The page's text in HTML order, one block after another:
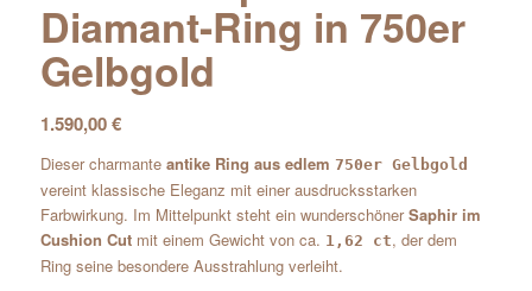
Diamant-Ring in 750er
Gelbgold
1.590,00€
Dieser charmante antike Ring aus edlem 750er Gelbgold
vereint klassische Eleganz mit einer ausdrucksstarken
Farbwirkung. Im Mittelpunkt steht ein wunderschönerSaphir im
Cushion Cutmit einem Gewicht von ca. 1,62 ct, der dem
Ring seine besondere Ausstrahlung verleiht.